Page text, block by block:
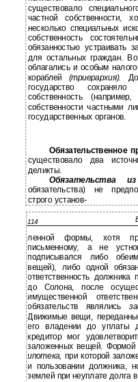
существовало
частной собственности,
несколько специальных
собственность
обязанностью устраивать
для остальных граждан.
облагались и особым
кораблей (триерархия).
государство
собственность
собственности частными
государственных органов.
Обязательственное
существовало два
деликты.
Обязательства
обязательства) не
строго установ-
114
ленной формы, хотя
письменному, а не
подписывался либо
вещей), либо одной
ответственность должника
до Солона, после
имущественной
обязательств являлись
Движимые вещи,
его владении до уплаты
кредитор мог
заложенных вещей. Формой
ипотека,при которой
и пользовании должника,
землей при неуплате долга